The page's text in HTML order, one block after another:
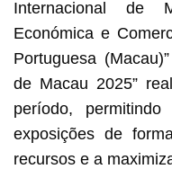
Internacional de
Económica e
Portuguesa
de Macau 2025”
período,
exposições de
recursos e a